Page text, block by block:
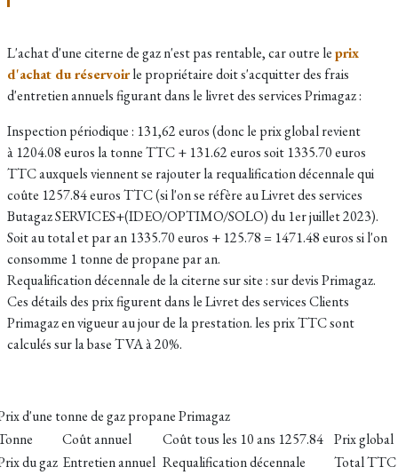
L'achat d'une citerne de gaz n'est pas rentable, car outre leprix
d'achat du réservoirle propriétaire doit s'acquitter des frais
d'entretien annuels figurant dans le livret des services Primagaz :
Inspection périodique : 131,62 euros (donc le prix global revient
à 1204.08 euros la tonne TTC + 131.62 euros soit 1335.70 euros
TTC auxquels viennent se rajouter la requalification décennale qui
coûte 1257.84 euros TTC (si l'on se réfère au Livret des services
Butagaz SERVICES+(IDEO/OPTIMO/SOLO) du 1er juillet 2023).
Soit au total et par an 1335.70 euros + 125.78 = 1471.48 euros si l'on
consomme 1 tonne de propane par an.
Requalification décennale de la citerne sur site : sur devis Primagaz.
Ces détails des prix figurent dans le Livret des services Clients
Primagaz en vigueur au jour de la prestation. les prix TTC sont
calculés sur la base TVA à 20%.
d'une tonne de gaz propane Primagaz
Coût annuel Coût tous les 10 ans 1257.84 Prix global
du gaz Entretien annuel Requalification décennale
Total TTC